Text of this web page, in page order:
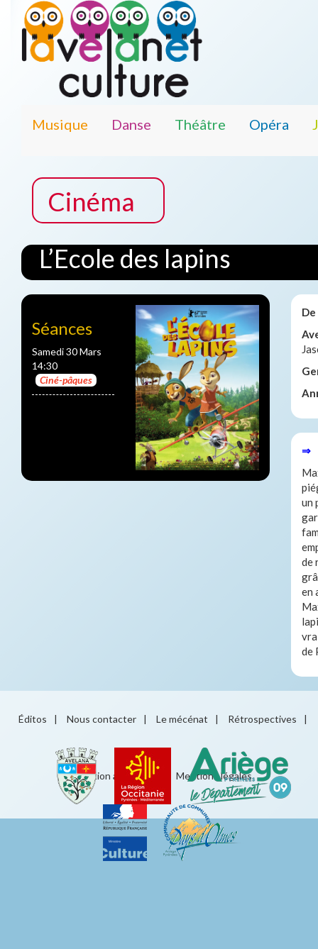
Musique Danse Théâtre Opéra
Cinéma
L’Ecole des lapins
Séances
Samedi 30 Mars
14:30
Ciné-pâques
De
⇒
un
de
en
de
Éditos | Nous contacter | Le mécénat | Rétrospectives |
Éducation artistique Mentions légales